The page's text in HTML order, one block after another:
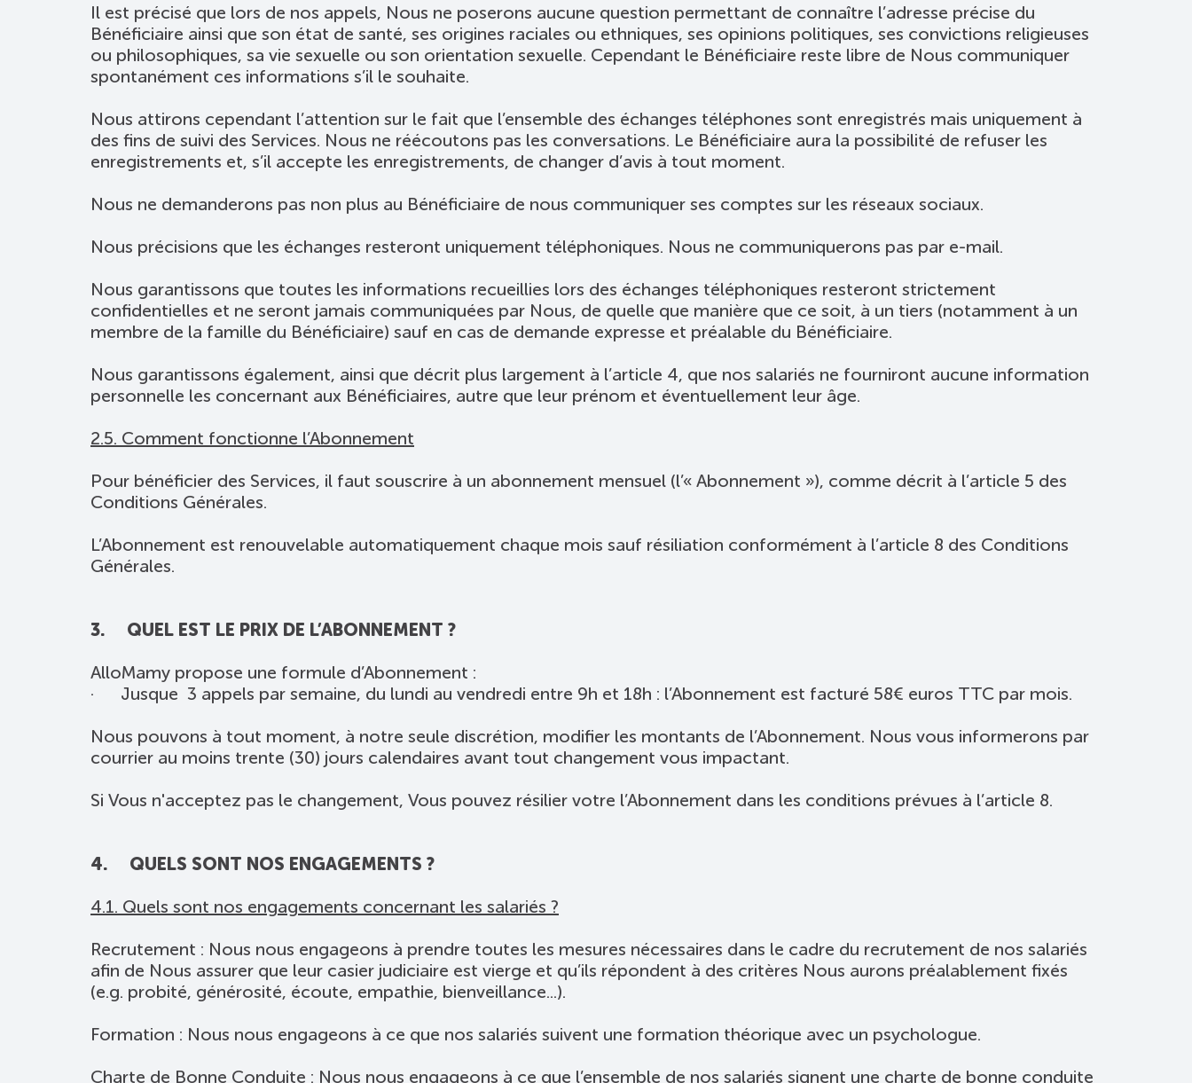
Il est précisé que lors de nos appels, Nous ne poserons aucune question permettant de connaître l’adresse précise du
Bénéficiaire ainsi que son état de santé, ses origines raciales ou ethniques, ses opinions politiques, ses convictions religieuses
ou philosophiques, sa vie sexuelle ou son orientation sexuelle. Cependant le Bénéficiaire reste libre de Nous communiquer
spontanément ces informations s’il le souhaite.
Nous attirons cependant l’attention sur le fait que l’ensemble des échanges téléphones sont enregistrés mais uniquement à
des fins de suivi des Services. Nous ne réécoutons pas les conversations. Le Bénéficiaire aura la possibilité de refuser les
enregistrements et, s’il accepte les enregistrements, de changer d’avis à tout moment.
Nous ne demanderons pas non plus au Bénéficiaire de nous communiquer ses comptes sur les réseaux sociaux.
Nous précisions que les échanges resteront uniquement téléphoniques. Nous ne communiquerons pas par e-mail.
Nous garantissons que toutes les informations recueillies lors des échanges téléphoniques resteront strictement
confidentielles et ne seront jamais communiquées par Nous, de quelle que manière que ce soit, à un tiers (notamment à un
membre de la famille du Bénéficiaire) sauf en cas de demande expresse et préalable du Bénéficiaire.
Nous garantissons également, ainsi que décrit plus largement à l’article 4, que nos salariés ne fourniront aucune information
personnelle les concernant aux Bénéficiaires, autre que leur prénom et éventuellement leur âge.
2.5. Comment fonctionne l’Abonnement
Pour bénéficier des Services, il faut souscrire à un abonnement mensuel (l’« Abonnement »), comme décrit à l’article 5 des
Conditions Générales.
L’Abonnement est renouvelable automatiquement chaque mois sauf résiliation conformément à l’article 8 des Conditions
Générales.
3. QUEL EST LE PRIX DE L’ABONNEMENT ?
AlloMamy propose une formule d’Abonnement :
· Jusque 3 appels par semaine, du lundi au vendredi entre 9h et 18h : l’Abonnement est facturé 58€ euros TTC par mois.
Nous pouvons à tout moment, à notre seule discrétion, modifier les montants de l’Abonnement. Nous vous informerons par
courrier au moins trente (30) jours calendaires avant tout changement vous impactant.
Si Vous n'acceptez pas le changement, Vous pouvez résilier votre l’Abonnement dans les conditions prévues à l’article 8.
4. QUELS SONT NOS ENGAGEMENTS ?
4.1. Quels sont nos engagements concernant les salariés ?
Recrutement : Nous nous engageons à prendre toutes les mesures nécessaires dans le cadre du recrutement de nos salariés
afin de Nous assurer que leur casier judiciaire est vierge et qu’ils répondent à des critères Nous aurons préalablement fixés
(e.g. probité, générosité, écoute, empathie, bienveillance...).
Formation : Nous nous engageons à ce que nos salariés suivent une formation théorique avec un psychologue.
Charte de Bonne Conduite : Nous nous engageons à ce que l’ensemble de nos salariés signent une charte de bonne conduite